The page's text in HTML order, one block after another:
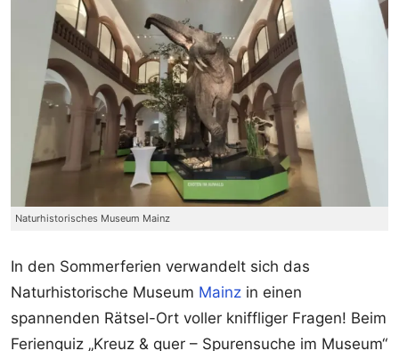
Naturhistorisches Museum Mainz
In den Sommerferien verwandelt sich das
Naturhistorische Museum Mainz in einen
spannenden Rätsel-Ort voller kniffliger Fragen! Beim
Ferienquiz „Kreuz & quer – Spurensuche im Museum“